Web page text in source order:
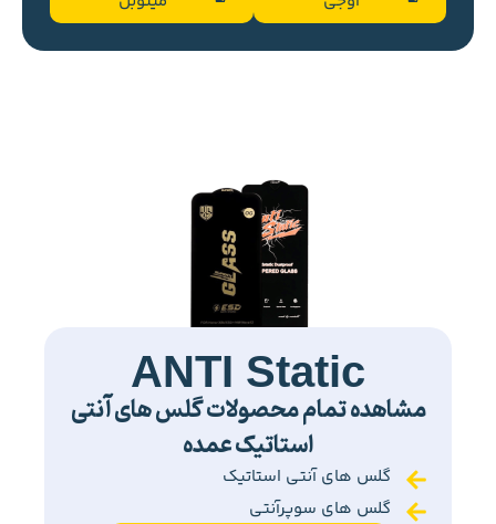
ANTI Static
مشاهده تمام محصولات گلس های آنتی
استاتیک عمده
گلس های آنتی استاتیک
گلس های سوپرآنتی